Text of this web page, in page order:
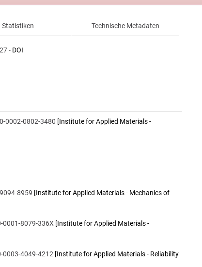
Statistiken Technische Metadaten
- DOI
0002-0802-3480 [Institute for Applied Materials -
8959 [Institute for Applied Materials - Mechanics of
8079-336X [Institute for Applied Materials -
4049-4212 [Institute for Applied Materials - Reliability